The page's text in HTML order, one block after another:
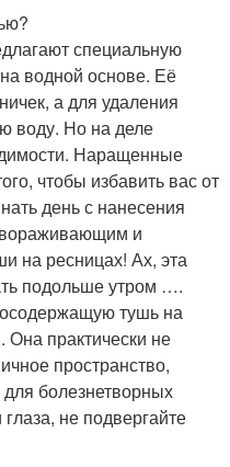
специальную
водной основе. Её
а для удаления
воду. Но на деле
Наращенные
чтобы избавить вас от
день с нанесения
и
на ресницах! Ах, эта
подольше утром ….
тушь на
практически не
пространство,
болезнетворных
не подвергайте